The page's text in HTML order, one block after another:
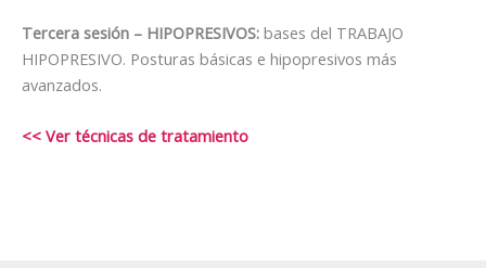
Tercera sesión – HIPOPRESIVOS: bases del TRABAJO
HIPOPRESIVO. Posturas básicas e hipopresivos más
avanzados.
<< Ver técnicas de tratamiento